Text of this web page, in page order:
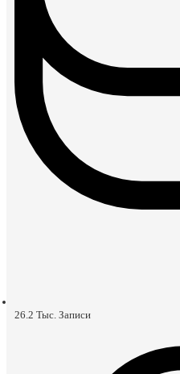
26.2 Тыс. Записи